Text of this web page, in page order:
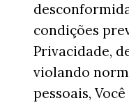
condições
Privacidade,
violando
pessoais,